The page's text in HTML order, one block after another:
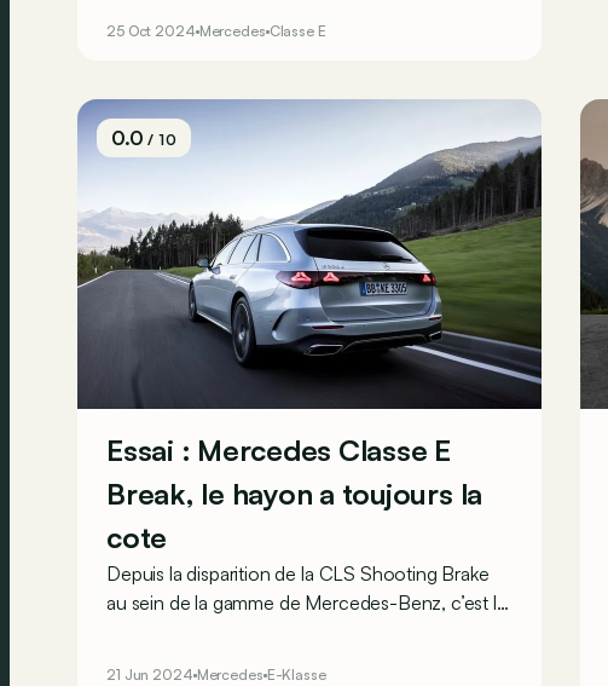
25 Oct 2024 Mercedes Classe E
0.0/ 10
Essai : Mercedes Classe E
Break, le hayon a toujours la
cote
Depuis la disparition de la CLS Shooting Brake
au sein de la gamme de Mercedes-Benz, c’est la
21 Jun 2024 Mercedes E-Klasse